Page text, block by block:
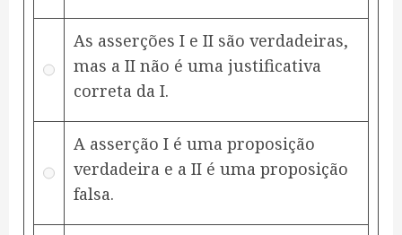
As asserções I e II são verdadeiras,
mas a II não é uma justificativa
correta da I.
A asserção I é uma proposição
verdadeira e a II é uma proposição
falsa.